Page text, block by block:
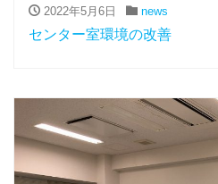
2022年5月6日 news
センター室環境の改善